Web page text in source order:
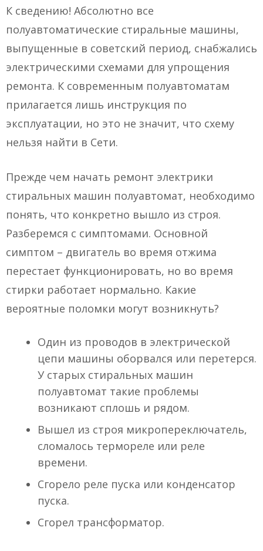
К сведению! Абсолютно все
полуавтоматические стиральные машины,
выпущенные в советский период, снабжались
электрическими схемами для упрощения
ремонта. К современным полуавтоматам
прилагается лишь инструкция по
эксплуатации, но это не значит, что схему
нельзя найти в Сети.
Прежде чем начать ремонт электрики
стиральных машин полуавтомат, необходимо
понять, что конкретно вышло из строя.
Разберемся с симптомами. Основной
симптом – двигатель во время отжима
перестает функционировать, но во время
стирки работает нормально. Какие
вероятные поломки могут возникнуть?
Один из проводов в электрической
цепи машины оборвался или перетерся.
У старых стиральных машин
полуавтомат такие проблемы
возникают сплошь и рядом.
Вышел из строя микропереключатель,
сломалось термореле или реле
времени.
Сгорело реле пуска или конденсатор
пуска.
Сгорел трансформатор.